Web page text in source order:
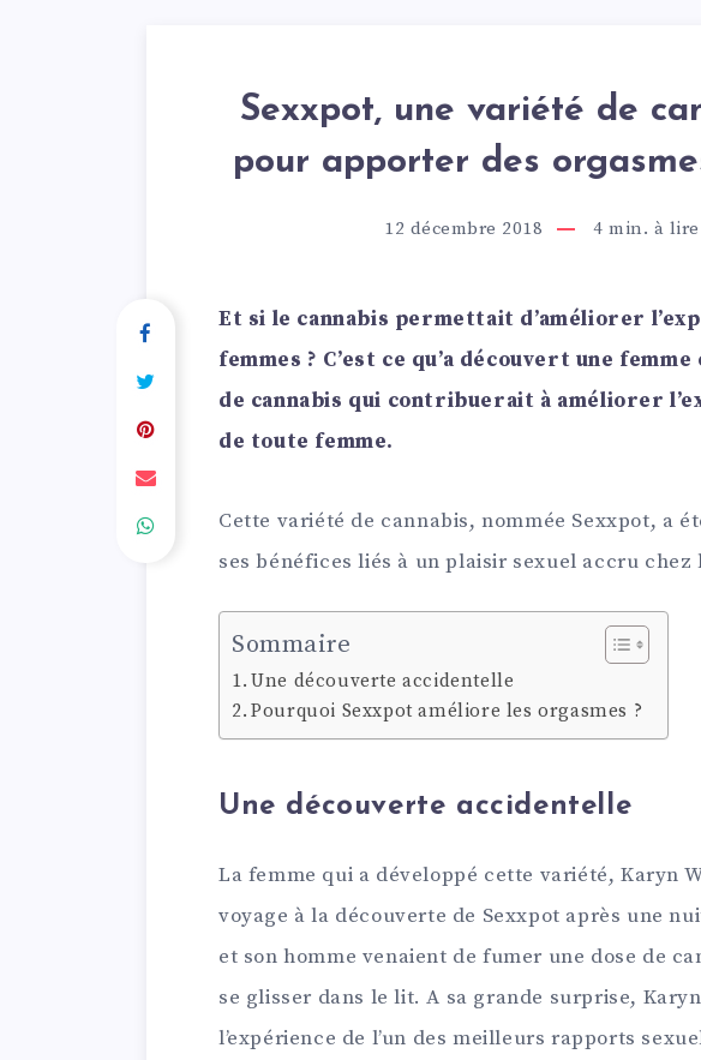
Sexxpot, une variété de
pour apporter des
12 décembre 2018 4 min. à lire
Et si le cannabis permettait d’améliorer
femmes ? C’est ce qu’a découvert une
de cannabis qui contribuerait à améliorer
de toute femme.
Cette variété de cannabis, nommée Sexxpot, a
ses bénéfices liés à un plaisir sexuel accru chez
Sommaire
Une découverte accidentelle
Pourquoi Sexxpot améliore les orgasmes ?
Une découverte accidentelle
La femme qui a développé cette variété, Karyn
voyage à la découverte de Sexxpot après une
et son homme venaient de fumer une dose de
se glisser dans le lit. A sa grande surprise,
l’expérience de l’un des meilleurs rapports